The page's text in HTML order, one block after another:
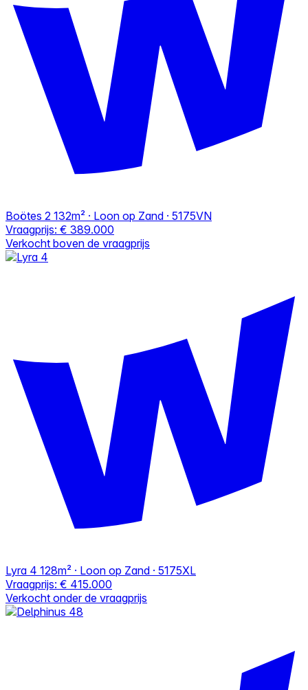
Boötes 2 132m² · Loon op Zand · 5175VN
Vraagprijs: € 389.000
Verkocht boven de vraagprijs
Lyra 4 128m² · Loon op Zand · 5175XL
Vraagprijs: € 415.000
Verkocht onder de vraagprijs